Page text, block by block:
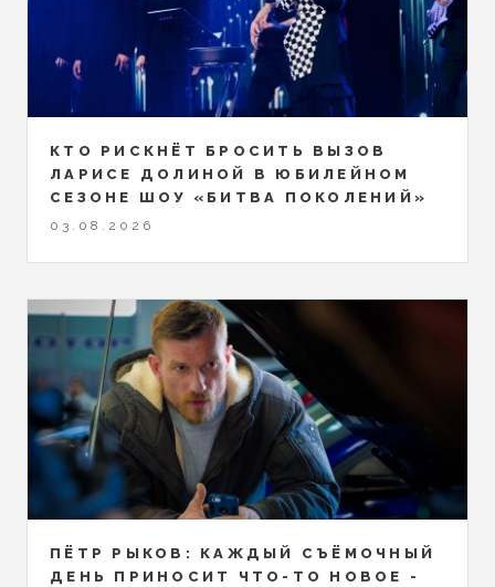
КТО РИСКНЁТ БРОСИТЬ ВЫЗОВ
ЛАРИСЕ ДОЛИНОЙ В ЮБИЛЕЙНОМ
СЕЗОНЕ ШОУ «БИТВА ПОКОЛЕНИЙ»
03.08.2026
ПЁТР РЫКОВ: КАЖДЫЙ СЪЁМОЧНЫЙ
ДЕНЬ ПРИНОСИТ ЧТО-ТО НОВОЕ -